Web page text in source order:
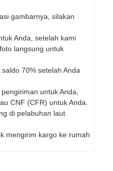
gambarnya, silakan
Anda, setelah kami
langsung untuk
70% setelah Anda
untuk Anda,
CNF (CFR) untuk Anda.
di pelabuhan laut
mengirim kargo ke rumah